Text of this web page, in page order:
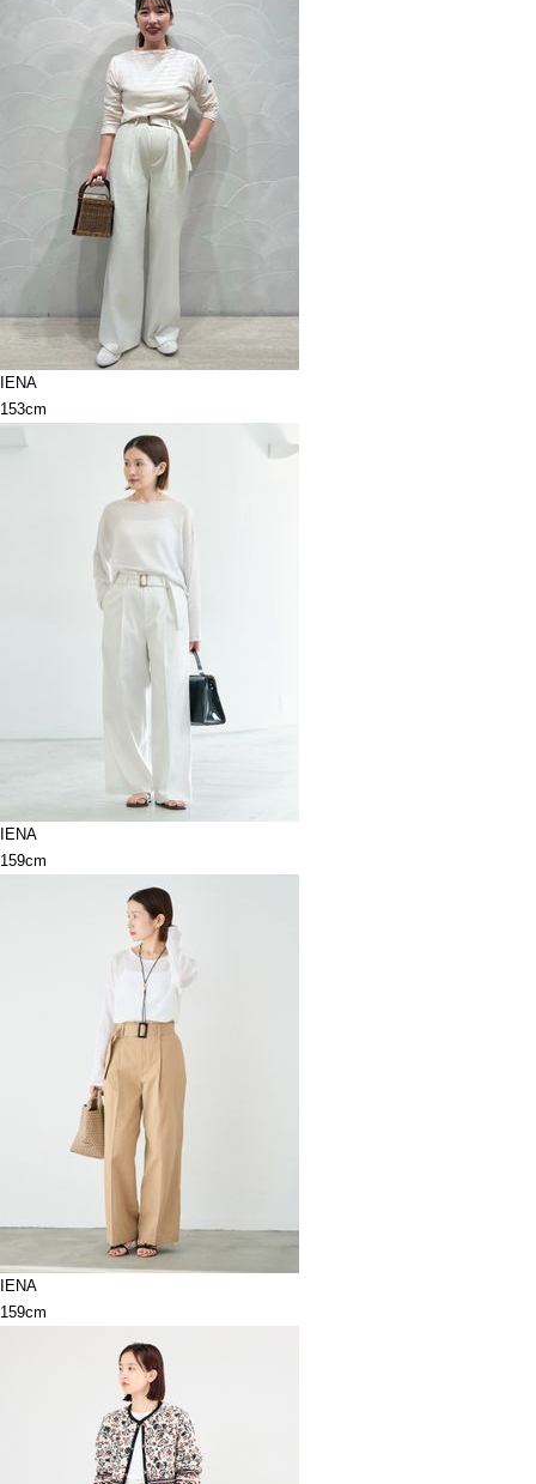
IENA
153cm
IENA
159cm
IENA
159cm